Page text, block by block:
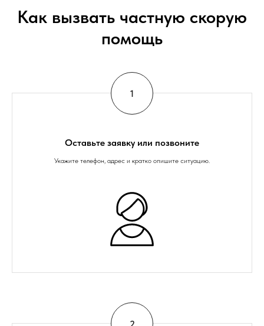
Как вызвать частную скорую
помощь
Оставьте заявку или позвоните
Укажите телефон, адрес и кратко опишите ситуацию.